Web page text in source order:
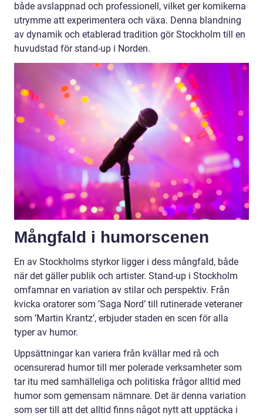
både avslappnad och professionell, vilket ger komikerna
utrymme att experimentera och växa. Denna blandning
av dynamik och etablerad tradition gör Stockholm till en
huvudstad för stand-up i Norden.
Mångfald i humorscenen
En av Stockholms styrkor ligger i dess mångfald, både
när det gäller publik och artister. Stand-up i Stockholm
omfamnar en variation av stilar och perspektiv. Från
kvicka oratorer som ’Saga Nord’ till rutinerade veteraner
som ’Martin Krantz’, erbjuder staden en scen för alla
typer av humor.
Uppsättningar kan variera från kvällar med rå och
ocensurerad humor till mer polerade verksamheter som
tar itu med samhälleliga och politiska frågor alltid med
humor som gemensam nämnare. Det är denna variation
som ser till att det alltid finns något nytt att upptäcka i